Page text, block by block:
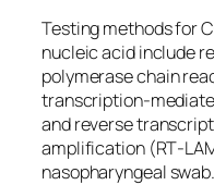
Testing methods for
nucleic acid include
polymerase chain
transcription-
and reverse
amplification
nasopharyngeal